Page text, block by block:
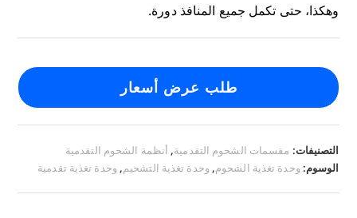
وهكذا، حتى تكمل جميع المنافذ دورة.
طلب عرض أسعار
التصنيفات: مقسمات الشحوم التقدمية, أنظمة الشحوم التقدمية
الوسوم: وحدة تغذية الشحوم, وحدة تغذية التشحيم, وحدة تغذية تقدمية